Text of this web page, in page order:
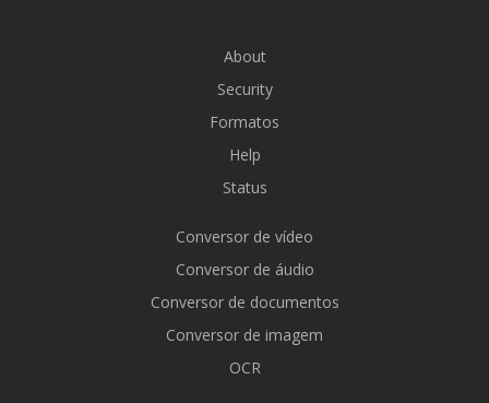
About
Security
Formatos
Help
Status
Conversor de vídeo
Conversor de áudio
Conversor de documentos
Conversor de imagem
OCR